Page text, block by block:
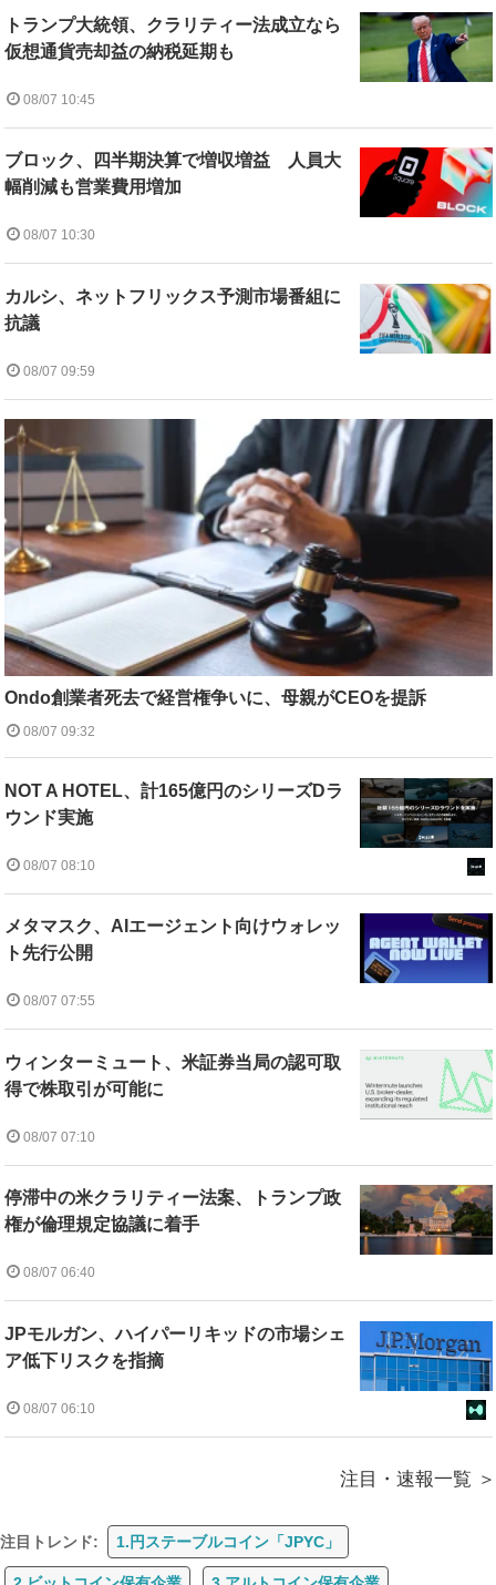
トランプ大統領、クラリティー法成立なら
仮想通貨売却益の納税延期も
08/07 10:45
ブロック、四半期決算で増収増益 人員大
幅削減も営業費用増加
08/07 10:30
カルシ、ネットフリックス予測市場番組に
抗議
08/07 09:59
Ondo創業者死去で経営権争いに、母親がCEOを提訴
08/07 09:32
NOT A HOTEL、計165億円のシリーズDラ
ウンド実施
08/07 08:10
メタマスク、AIエージェント向けウォレッ
ト先行公開
08/07 07:55
ウィンターミュート、米証券当局の認可取
得で株取引が可能に
08/07 07:10
停滞中の米クラリティー法案、トランプ政
権が倫理規定協議に着手
08/07 06:40
JPモルガン、ハイパーリキッドの市場シェ
ア低下リスクを指摘
08/07 06:10
注目・速報一覧
注目トレンド: 1.円ステーブルコイン「JPYC」